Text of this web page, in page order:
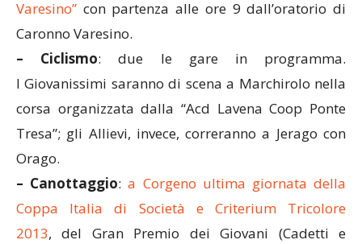
Varesino” con partenza alle ore 9 dall’oratorio di
Caronno Varesino.
– Ciclismo: due le gare in programma.
I Giovanissimi saranno di scena a Marchirolo nella
corsa organizzata dalla “Acd Lavena Coop Ponte
Tresa”; gli Allievi, invece, correranno a Jerago con
Orago.
– Canottaggio:a Corgeno ultima giornata della
Coppa Italia di Società e Criterium Tricolore
2013, del Gran Premio dei Giovani (Cadetti e